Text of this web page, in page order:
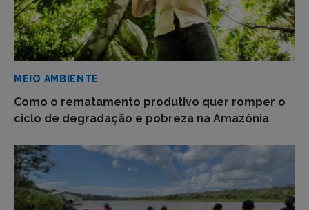
MEIO AMBIENTE
Como o rematamento produtivo quer romper o
ciclo de degradação e pobreza na Amazônia